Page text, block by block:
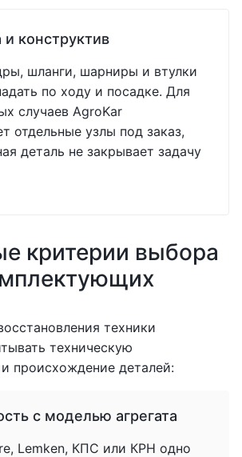
и конструктив
шланги, шарниры и втулки
по ходу и посадке. Для
случаев AgroKar
отдельные узлы под заказ,
деталь не закрывает задачу
критерии выбора
техники
техническую
происхождение деталей:
с моделью агрегата
Lemken, КПС или КРН одно